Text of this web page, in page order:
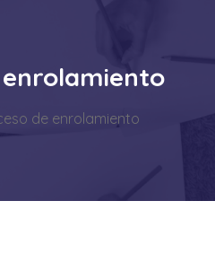
de enrolamiento